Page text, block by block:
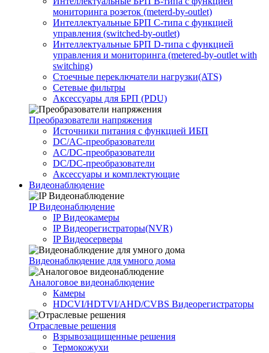
мониторинга розеток (meterd-by-outlet)
Интеллектуальные БРП C-типа с функцией
управления (switched-by-outlet)
Интеллектуальные БРП D-типа с функцией
управления и мониторинга (metered-by-outlet with
switching)
Стоечные переключатели нагрузки(ATS)
Сетевые фильтры
Аксессуары для БРП (PDU)
Преобразователи напряжения
Источники питания c функцией ИБП
DC/AC-преобразователи
AC/DC-преобразователи
DC/DC-преобразователи
Аксессуары и комплектующие
Видеонаблюдение
IP Видеонаблюдение
IP Видеокамеры
IP Видеорегистраторы(NVR)
IP Видеосерверы
Видеонаблюдение для умного дома
Аналоговое видеонаблюдение
Камеры
HDCVI/HDTVI/AHD/CVBS Видеорегистраторы
Отраслевые решения
Взрывозащищенные решения
Термокожухи